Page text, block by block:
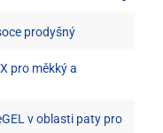
prodyšný
pro měkký a
v oblasti paty pro